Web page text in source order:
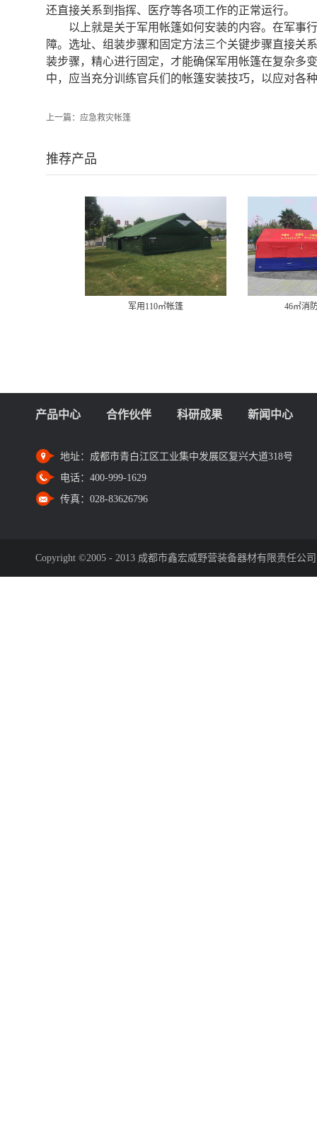
还直接关系到指挥、医疗等各项工作的正常运行。
以上就是关于军用帐篷如何安装的内容。在军事
障。选址、组装步骤和固定方法三个关键步骤直接关
装步骤，精心进行固定，才能确保军用帐篷在复杂多
中，应当充分训练官兵们的帐篷安装技巧，以应对各
上一篇： 应急救灾帐篷
推荐产品
46㎡消防充气帐篷 12㎡
产品中心 合作伙伴 科研成果 新闻中心
地址： 成都市青白江区工业集中发展区复兴大道318号
电话： 400-999-1629
传真： 028-83626796
Copyright ©2005 - 2013 成都市鑫宏威野营装备器材有限责任公司